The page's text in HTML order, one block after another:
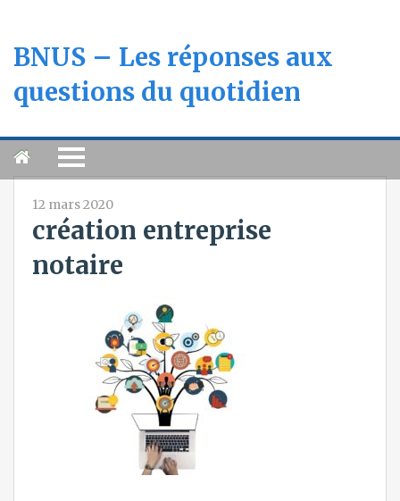
BNUS – Les réponses aux
questions du quotidien
12 mars 2020
création entreprise
notaire